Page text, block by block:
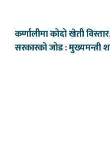
कर्णालीमा कोदो खेती
सरकारको जोड : मुख्यमन्त्री